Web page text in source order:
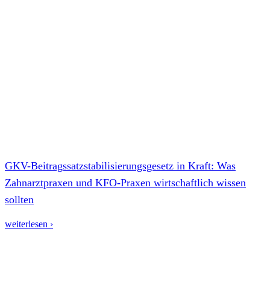
GKV-Beitragssatzstabilisierungsgesetz in Kraft: Was
Zahnarztpraxen und KFO-Praxen wirtschaftlich wissen
sollten
weiterlesen ›